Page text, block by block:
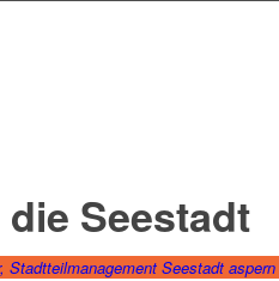
Seestadt
Stadtteilmanagement Seestadt aspern